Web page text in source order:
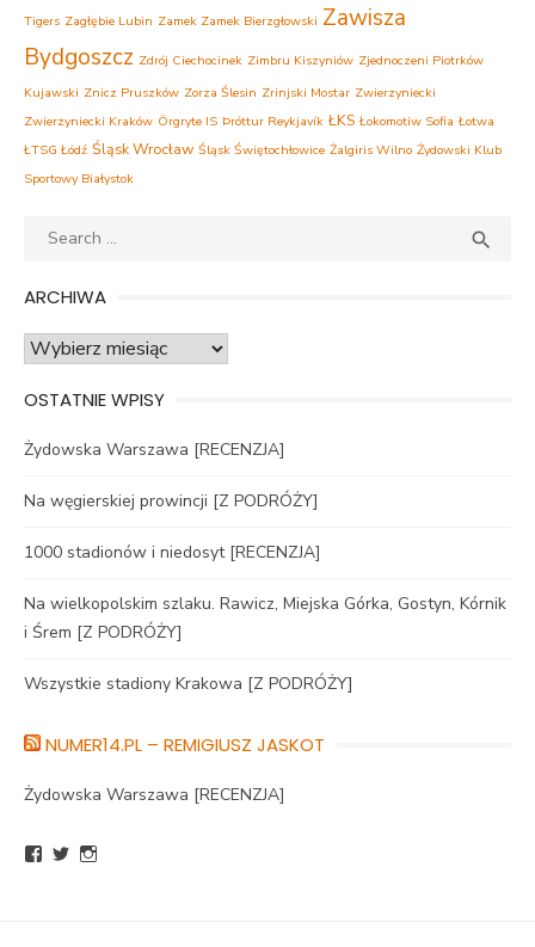
Tigers Zagłębie Lubin Zamek Zamek Bierzgłowski Zawisza
Bydgoszcz Zdrój Ciechocinek Zimbru Kiszyniów Zjednoczeni Piotrków
Kujawski Znicz Pruszków Zorza Ślesin Zrinjski Mostar Zwierzyniecki
Zwierzyniecki Kraków Örgryte IS Þróttur Reykjavík ŁKS Łokomotiw Sofia Łotwa
ŁTSG Łódź Śląsk Wrocław Śląsk Świętochłowice Żalgiris Wilno Żydowski Klub
Sportowy Białystok
Search

ARCHIWA
Archiwa
OSTATNIE WPISY
Żydowska Warszawa [RECENZJA]
Na węgierskiej prowincji [Z PODRÓŻY]
1000 stadionów i niedosyt [RECENZJA]
Na wielkopolskim szlaku. Rawicz, Miejska Górka, Gostyn, Kórnik
i Śrem [Z PODRÓŻY]
Wszystkie stadiony Krakowa [Z PODRÓŻY]
NUMER14.PL – REMIGIUSZ JASKOT
Żydowska Warszawa [RECENZJA]
ZobaczZobacz